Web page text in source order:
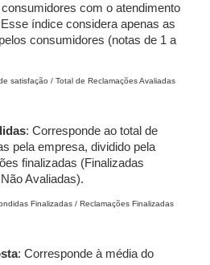
com o atendimento
índice considera apenas as
consumidores (notas de 1 a
satisfação / Total de Reclamações Avaliadas
: Corresponde ao total de
pela empresa, dividido pela
finalizadas (Finalizadas
Avaliadas).
Finalizadas / Reclamações Finalizadas
: Corresponde à média do